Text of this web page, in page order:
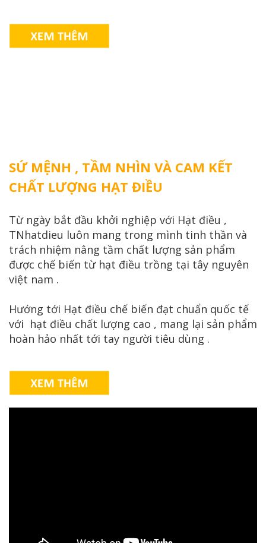
SỨ MỆNH , TẦM NHÌN VÀ CAM KẾT
CHẤT LƯỢNG HẠT ĐIỀU
Từ ngày bắt đầu khởi nghiệp với Hạt điều ,
TNhatdieu luôn mang trong mình tinh thần và
trách nhiệm nâng tầm chất lượng sản phẩm
được chế biến từ hạt điều trồng tại tây nguyên
việt nam .
Hướng tới Hạt điều chế biến đạt chuẩn quốc tế
với hạt điều chất lượng cao , mang lại sản phẩm
hoàn hảo nhất tới tay người tiêu dùng .